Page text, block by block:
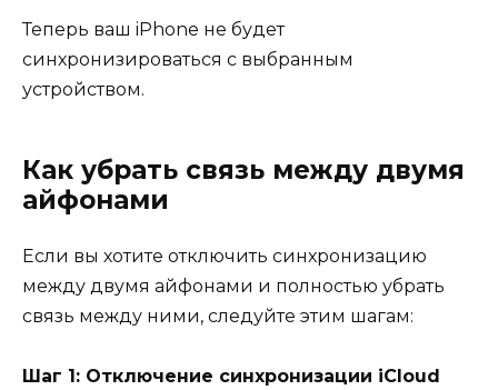
Теперь ваш iPhone не будет
синхронизироваться с выбранным
устройством.
Как убрать связь между двумя
айфонами
Если вы хотите отключить синхронизацию
между двумя айфонами и полностью убрать
связь между ними, следуйте этим шагам:
Шаг 1: Отключение синхронизации iCloud